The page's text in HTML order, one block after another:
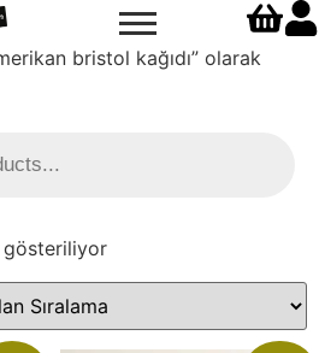
bristol kağıdı” olarak
gösteriliyor